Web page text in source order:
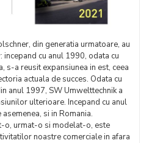
din generatia urmatoare, au
incepand cu anul 1990, odata cu
s-a reusit expansiunea in est, ceea
actuala de succes. Odata cu
anul 1997, SW Umwelttechnik a
ulterioare. Incepand cu anul
si in Romania.
o, urmat-o si modelat-o, este
noastre comerciale in afara